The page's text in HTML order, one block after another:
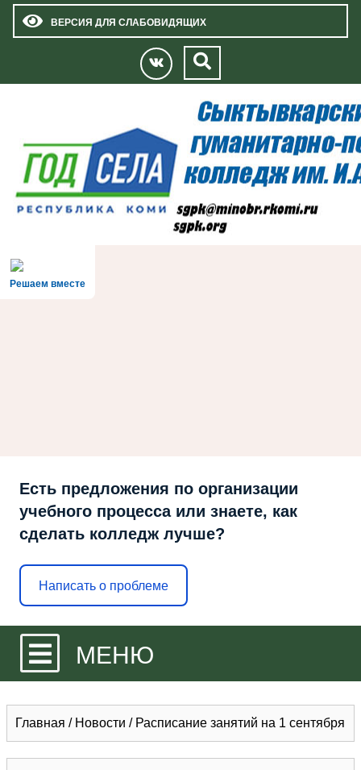
ВЕРСИЯ ДЛЯ СЛАБОВИДЯЩИХ
Решаем вместе
Есть предложения по организации
учебного процесса или знаете, как
сделать колледж лучше?
Написать о проблеме
МЕНЮ
Главная / Новости / Расписание занятий на 1 сентября